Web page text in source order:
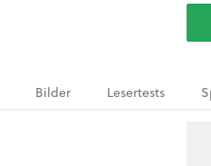
Bilder Lesertests